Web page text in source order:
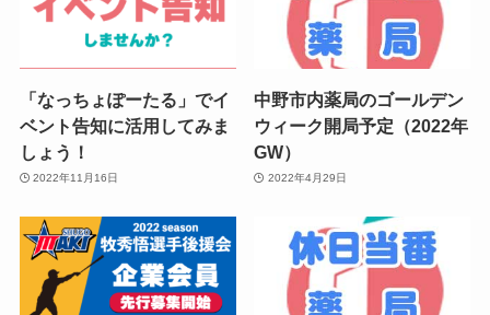
「なっちょぽーたる」でイ
ベント告知に活用してみま
しょう！
2022年11月16日
中野市内薬局のゴールデン
ウィーク開局予定（2022年
GW）
2022年4月29日